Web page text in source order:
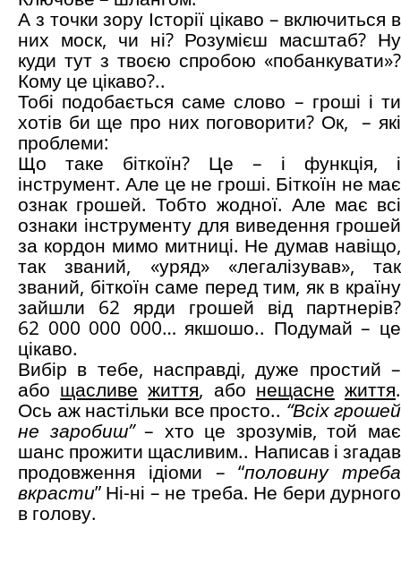
А з точки зору Історії цікаво – включиться в
них моск, чи ні? Розумієш масштаб? Ну
куди тут з твоєю спробою «побанкувати»?
Кому це цікаво?..
Тобі подобається саме слово – гроші і ти
хотів би ще про них поговорити? Ок, – які
проблеми:
Що таке біткоїн? Це – і функція, і
інструмент. Але це не гроші. Біткоїн не має
ознак грошей. Тобто жодної. Але має всі
ознаки інструменту для виведення грошей
за кордон мимо митниці. Не думав навіщо,
так званий, «уряд» «легалізував», так
званий, біткоїн саме перед тим, як в країну
зайшли 62 ярди грошей від партнерів?
62 000 000 000… якшошо.. Подумай – це
цікаво.
Вибір в тебе, насправді, дуже простий –
або щасливе життя, або нещасне життя.
Ось аж настільки все просто.. “Всіх грошей
не заробиш”– хто це зрозумів, той має
шанс прожити щасливим.. Написав і згадав
продовження ідіоми – “половину треба
вкрасти” Ні-ні – не треба. Не бери дурного
в голову.